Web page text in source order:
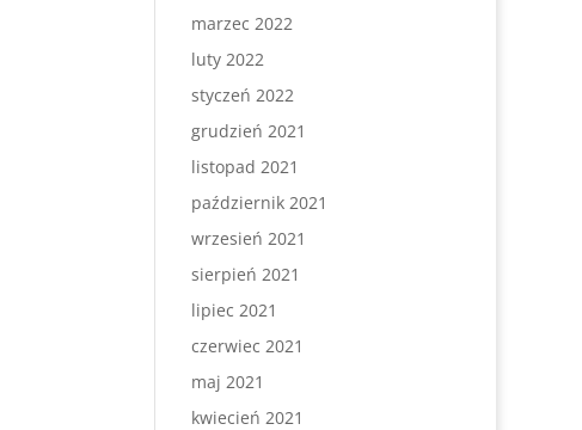
marzec 2022
luty 2022
styczeń 2022
grudzień 2021
listopad 2021
październik 2021
wrzesień 2021
sierpień 2021
lipiec 2021
czerwiec 2021
maj 2021
kwiecień 2021